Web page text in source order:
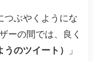
つぶやくようにな
ーの間では、良く
のツイート）
」